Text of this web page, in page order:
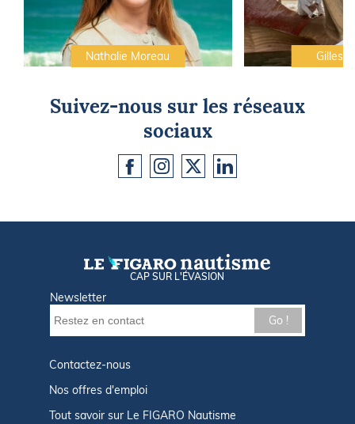
Nathalie Moreau Gilles
Suivez-nous sur les réseaux
sociaux
CAP SUR L'ÉVASION
Newsletter
Go !
Contactez-nous
Nos offres d'emploi
Tout savoir sur Le FIGARO Nautisme